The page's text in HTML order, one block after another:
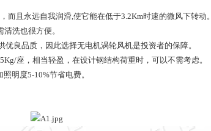
且永远自我润滑,使它能在低于3.2Km时速的微风下转动。
洗也很方便。
良品质，因此选择无电机涡轮风机是投资者的保障。
座，相当轻盈，在设计钢结构荷重时，可以不需考虑。
明度5-10%节省电费。